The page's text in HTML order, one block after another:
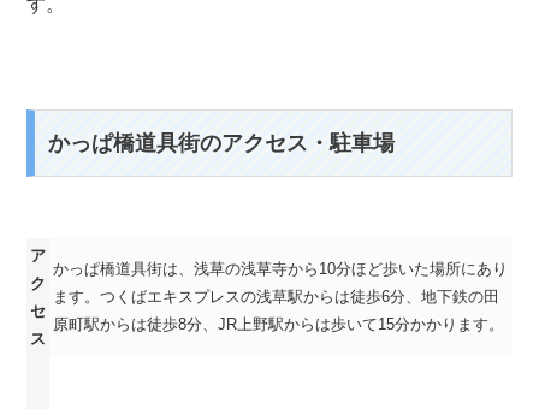
す。
かっぱ橋道具街のアクセス・駐車場
ア
ク
セ
ス
かっぱ橋道具街は、浅草の浅草寺から10分ほど歩いた場所にあり
ます。つくばエキスプレスの浅草駅からは徒歩6分、地下鉄の田
原町駅からは徒歩8分、JR上野駅からは歩いて15分かかります。